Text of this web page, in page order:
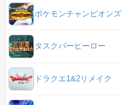
ポケモンチャンピオンズ
タスクバーヒーロー
ドラクエ1&2リメイク